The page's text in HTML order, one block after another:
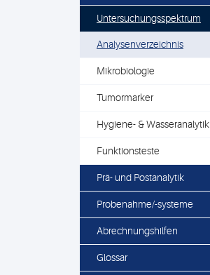
Untersuchungsspektrum
Analysenverzeichnis
Mikrobiologie
Tumormarker
Hygiene- & Wasseranalytik
Funktionsteste
Prä- und Postanalytik
Probenahme/-systeme
Abrechnungshilfen
Glossar